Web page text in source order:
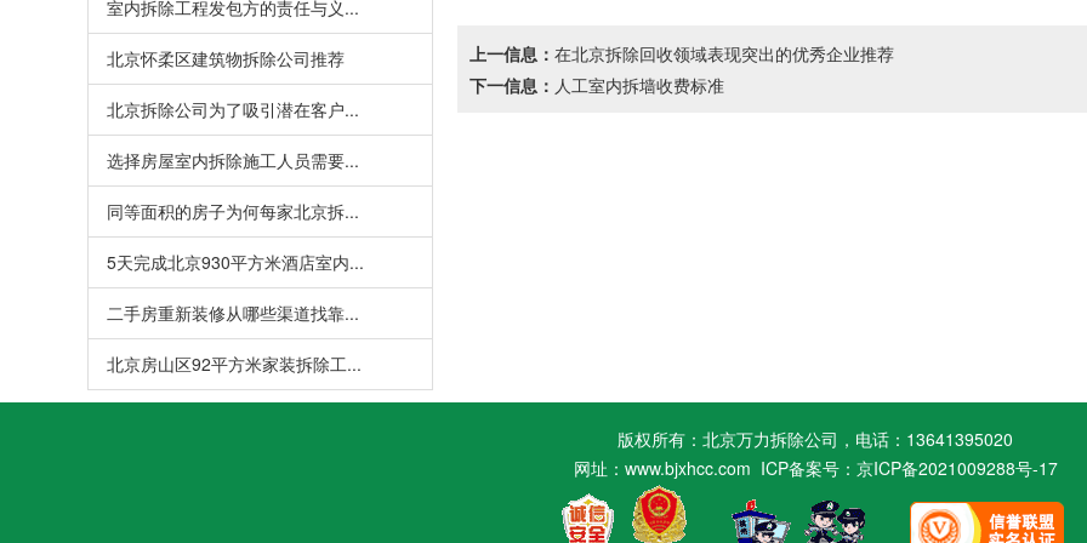
室内拆除工程发包方的责任与义...
北京怀柔区建筑物拆除公司推荐
北京拆除公司为了吸引潜在客户...
选择房屋室内拆除施工人员需要...
同等面积的房子为何每家北京拆...
5天完成北京930平方米酒店室内...
二手房重新装修从哪些渠道找靠...
北京房山区92平方米家装拆除工...
上一信息： 在北京拆除回收领域表现突出的优秀企业推荐
下一信息： 人工室内拆墙收费标准
版权所有：北京万力拆除公司，电话：13641395020
网址：www.bjxhcc.com ICP备案号： 京ICP备2021009288号-17